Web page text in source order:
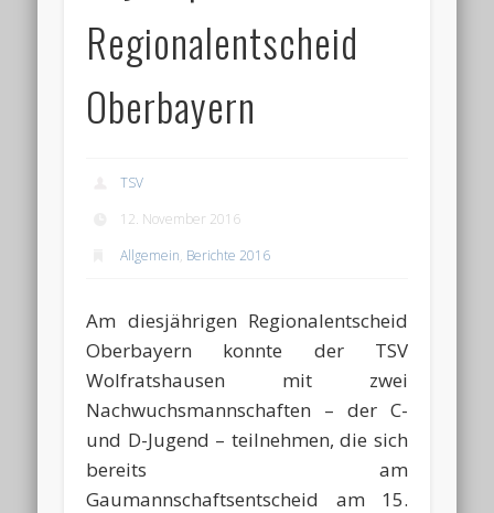
Regionalentscheid
Oberbayern
TSV
12. November 2016
Allgemein, Berichte 2016
Am diesjährigen Regionalentscheid
Oberbayern konnte der TSV
Wolfratshausen mit zwei
Nachwuchsmannschaften – der C-
und D-Jugend – teilnehmen, die sich
bereits am
Gaumannschaftsentscheid am 15.